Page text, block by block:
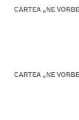
CARTEA „NE
CARTEA „NE